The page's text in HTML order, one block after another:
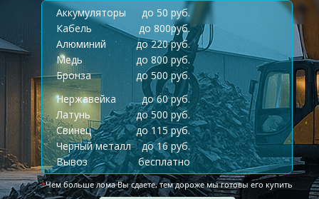
Аккумуляторы
до 50 руб.
Кабель
до 800руб.
Алюминий
до 220 руб.
Медь
до 800 руб.
Бронза
до 500 руб.
Нержавейка
до 60 руб.
Латунь
до 500 руб.
Свинец
до 115 руб.
Черный металл
до 16 руб.
Вывоз
бесплатно
*Чем больше лома Вы сдаете, тем дороже мы готовы его купить